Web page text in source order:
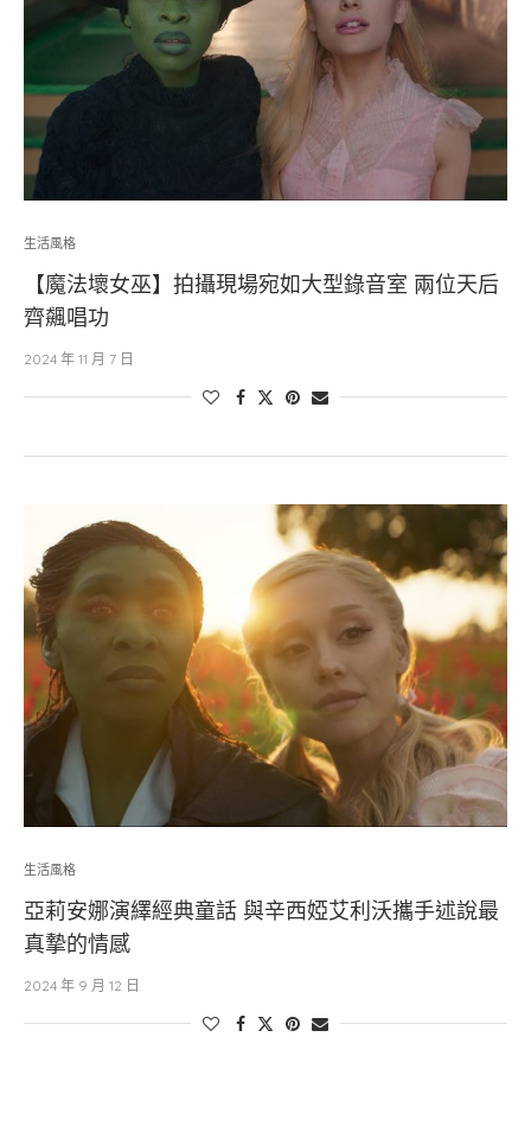
生活風格
【魔法壞女巫】拍攝現場宛如大型錄音室 兩位天后
齊飆唱功
2024 年 11 月 7 日
生活風格
亞莉安娜演繹經典童話 與辛西婭艾利沃攜手述說最
真摯的情感
2024 年 9 月 12 日